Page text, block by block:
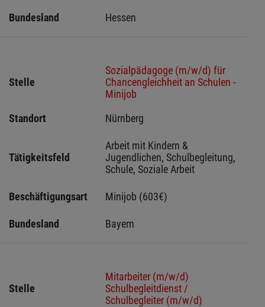
Bundesland Hessen
Stelle
Sozialpädagoge (m/w/d) für
Chancengleichheit an Schulen -
Minijob
Standort
Nürnberg
Tätigkeitsfeld
Arbeit mit Kindern &
Jugendlichen, Schulbegleitung,
Schule, Soziale Arbeit
Beschäftigungsart Minijob (603€)
Bundesland Bayern
Stelle
Mitarbeiter (m/w/d)
Schulbegleitdienst /
Schulbegleiter (m/w/d)